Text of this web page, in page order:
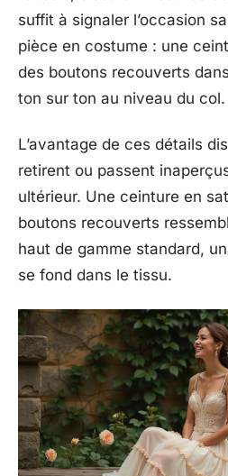
suffit à signaler l’occasion
pièce en costume : une
des boutons recouverts
ton sur ton au niveau du col.
L’avantage de ces détails
retirent ou passent
ultérieur. Une ceinture en
boutons recouverts
haut de gamme standard,
se fond dans le tissu.